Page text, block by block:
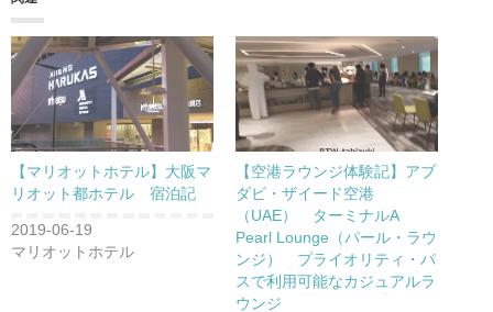
【マリオットホテル】大阪マ
リオット都ホテル 宿泊記
2019-06-19
マリオットホテル
【空港ラウンジ体験記】アブ
ダビ・ザイード空港
（UAE） ターミナルA
Pearl Lounge（パール・ラウ
ンジ） プライオリティ・パ
スで利用可能なカジュアルラ
ウンジ